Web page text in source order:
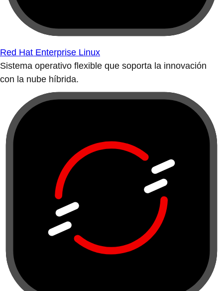
Red Hat Enterprise Linux
Sistema operativo flexible que soporta la innovación
con la nube híbrida.